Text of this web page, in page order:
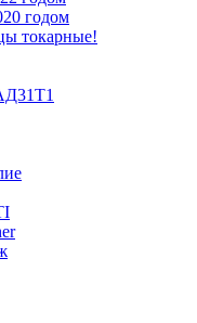
годом
токарные!